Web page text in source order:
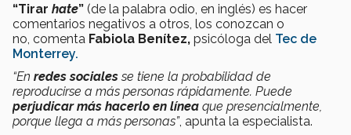
“Tirar hate” (de la palabra odio, en inglés) es hacer
comentarios negativos a otros, los conozcan o
no, comenta Fabiola Benítez, psicóloga del Tec de
Monterrey.
“En redes socialesse tiene la probabilidad de
reproducirse a más personas rápidamente. Puede
perjudicar más hacerlo en línea que presencialmente,
porque llega a más personas”, apunta la especialista.